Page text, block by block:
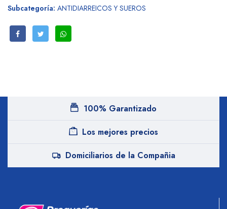
Subcategoría: ANTIDIARREICOS Y SUEROS
100% Garantizado
Los mejores precios
Domiciliarios de la Compañia